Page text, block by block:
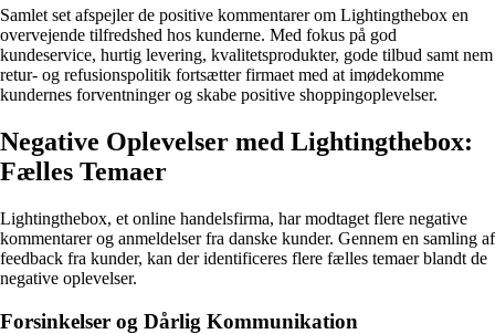
Samlet set afspejler de positive kommentarer om Lightingthebox en
overvejende tilfredshed hos kunderne. Med fokus på god
kundeservice, hurtig levering, kvalitetsprodukter, gode tilbud samt nem
retur- og refusionspolitik fortsætter firmaet med at imødekomme
kundernes forventninger og skabe positive shoppingoplevelser.
Negative Oplevelser med Lightingthebox:
Fælles Temaer
Lightingthebox, et online handelsfirma, har modtaget flere negative
kommentarer og anmeldelser fra danske kunder. Gennem en samling af
feedback fra kunder, kan der identificeres flere fælles temaer blandt de
negative oplevelser.
Forsinkelser og Dårlig Kommunikation